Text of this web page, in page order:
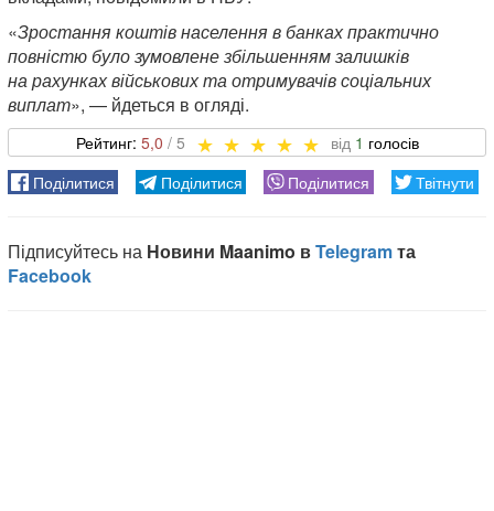
«Зростання коштів населення в банках практично
повністю було зумовлене збільшенням залишків
на рахунках військових та отримувачів соціальних
виплат», — йдеться в огляді.
5,0 1